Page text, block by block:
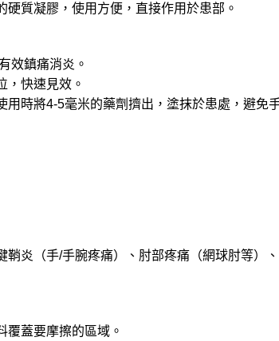
質凝膠，使用方便，直接作用於患部。
效鎮痛消炎。
，快速見效。
時將4-5毫米的藥劑擠出，塗抹於患處，避免
鞘炎（手/手腕疼痛）、肘部疼痛（網球肘等）
覆蓋要摩擦的區域。